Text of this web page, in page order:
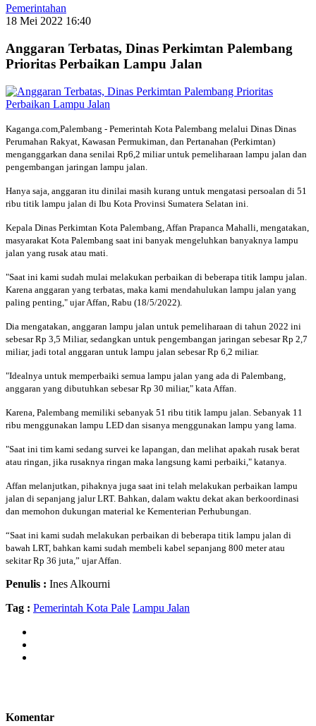
Pemerintahan
18 Mei 2022 16:40
Anggaran Terbatas, Dinas Perkimtan Palembang
Prioritas Perbaikan Lampu Jalan
Kaganga.com,Palembang - Pemerintah Kota Palembang melalui Dinas Dinas
Perumahan Rakyat, Kawasan Permukiman, dan Pertanahan (Perkimtan)
menganggarkan dana senilai Rp6,2 miliar untuk pemeliharaan lampu jalan dan
pengembangan jaringan lampu jalan.
Hanya saja, anggaran itu dinilai masih kurang untuk mengatasi persoalan di 51
ribu titik lampu jalan di Ibu Kota Provinsi Sumatera Selatan ini.
Kepala Dinas Perkimtan Kota Palembang, Affan Prapanca Mahalli, mengatakan,
masyarakat Kota Palembang saat ini banyak mengeluhkan banyaknya lampu
jalan yang rusak atau mati.
"Saat ini kami sudah mulai melakukan perbaikan di beberapa titik lampu jalan.
Karena anggaran yang terbatas, maka kami mendahulukan lampu jalan yang
paling penting," ujar Affan, Rabu (18/5/2022).
Dia mengatakan, anggaran lampu jalan untuk pemeliharaan di tahun 2022 ini
sebesar Rp 3,5 Miliar, sedangkan untuk pengembangan jaringan sebesar Rp 2,7
miliar, jadi total anggaran untuk lampu jalan sebesar Rp 6,2 miliar.
"Idealnya untuk memperbaiki semua lampu jalan yang ada di Palembang,
anggaran yang dibutuhkan sebesar Rp 30 miliar," kata Affan.
Karena, Palembang memiliki sebanyak 51 ribu titik lampu jalan. Sebanyak 11
ribu menggunakan lampu LED dan sisanya menggunakan lampu yang lama.
"Saat ini tim kami sedang survei ke lapangan, dan melihat apakah rusak berat
atau ringan, jika rusaknya ringan maka langsung kami perbaiki," katanya.
Affan melanjutkan, pihaknya juga saat ini telah melakukan perbaikan lampu
jalan di sepanjang jalur LRT. Bahkan, dalam waktu dekat akan berkoordinasi
dan memohon dukungan material ke Kementerian Perhubungan.
“Saat ini kami sudah melakukan perbaikan di beberapa titik lampu jalan di
bawah LRT, bahkan kami sudah membeli kabel sepanjang 800 meter atau
sekitar Rp 36 juta,” ujar Affan.
Penulis : Ines Alkourni
Tag : Pemerintah Kota Pale Lampu Jalan
Komentar